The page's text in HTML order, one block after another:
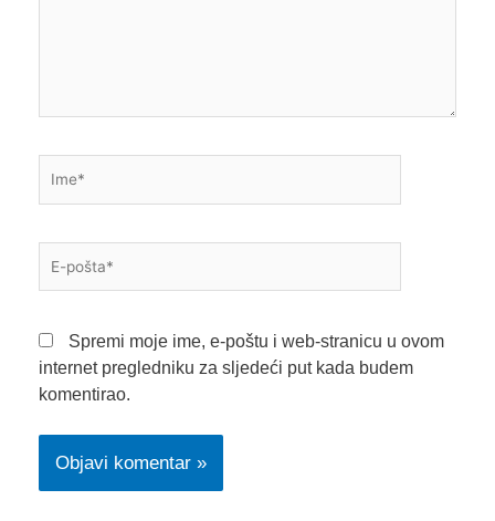
pošta*
Spremi moje ime, e-poštu i web-stranicu u ovom
internet pregledniku za sljedeći put kada budem
komentirao.